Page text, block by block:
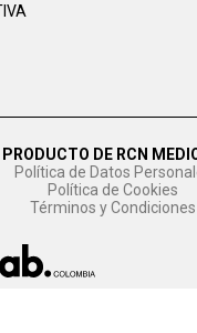
PRODUCTO DE RCN
Política de Datos
Política de Cookies
Términos y Condiciones